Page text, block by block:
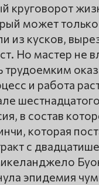
круговорот
может
из кусков,
Но мастер не
трудоемким
и работа
в состав
которая
с
эпидемия